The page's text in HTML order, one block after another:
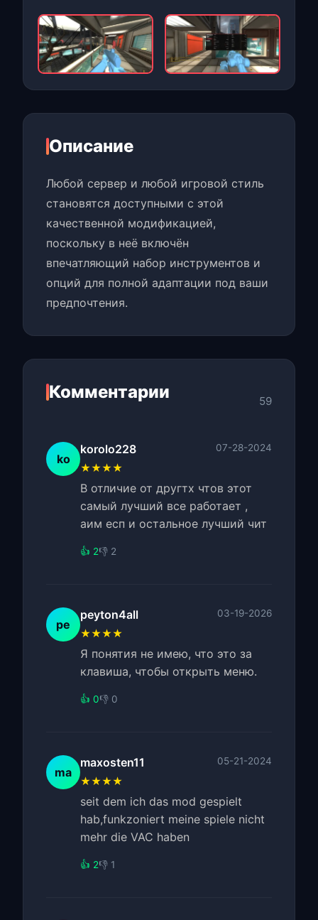
Описание
Любой сервер и любой игровой стиль
становятся доступными с этой
качественной модификацией,
поскольку в неё включён
впечатляющий набор инструментов и
опций для полной адаптации под ваши
предпочтения.
Комментарии 59
ko
korolo228 07-28-2024
★★★★
В отличие от другтх чтов этот
самый лучший все работает ,
аим есп и остальное лучший чит
👍 2👎 2
pe
peyton4all 03-19-2026
★★★★
Я понятия не имею, что это за
клавиша, чтобы открыть меню.
👍 0👎 0
ma
maxosten11 05-21-2024
★★★★
seit dem ich das mod gespielt
hab,funkzoniert meine spiele nicht
mehr die VAC haben
👍 2👎 1